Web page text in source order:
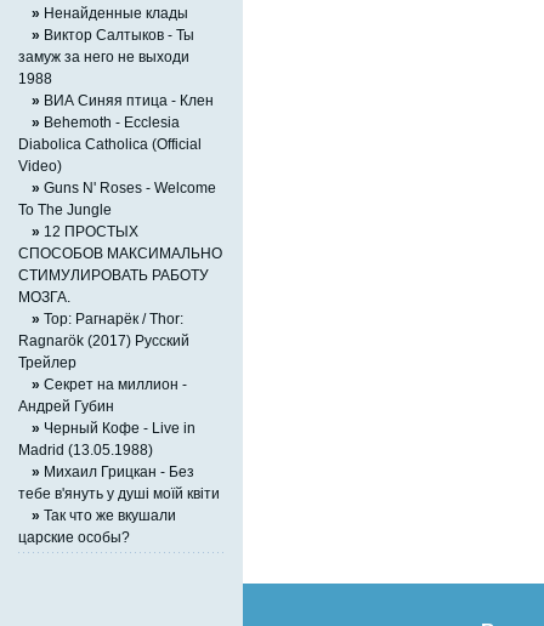
» Ненайденные клады
» Виктор Салтыков - Ты
замуж за него не выходи
1988
» ВИА Синяя птица - Клен
» Behemoth - Ecclesia
Diabolica Catholica (Official
Video)
» Guns N' Roses - Welcome
To The Jungle
» 12 ПРОСТЫХ
СПОСОБОВ МАКСИМАЛЬНО
СТИМУЛИРОВАТЬ РАБОТУ
МОЗГА.
» Тор: Рагнарёк / Thor:
Ragnarök (2017) Русский
Трейлер
» Секрет на миллион -
Андрей Губин
» Черный Кофе - Live in
Madrid (13.05.1988)
» Михаил Грицкан - Без
тебе в'януть у душі моїй квіти
» Так что же вкушали
царские особы?